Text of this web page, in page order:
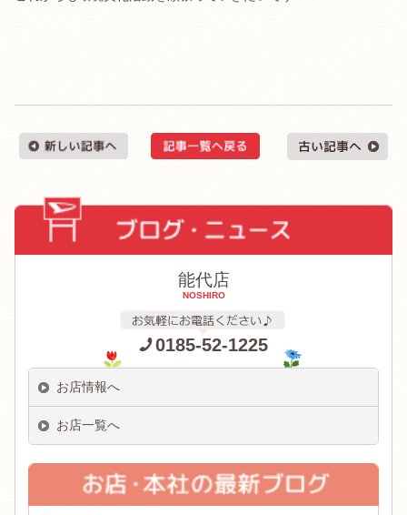
能代店
NOSHIRO
0185-52-1225
お店情報へ
お店一覧へ